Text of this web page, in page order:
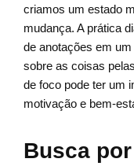
criamos um estado
mudança. A prática
de anotações em
sobre as coisas
de foco pode ter um
motivação e bem-
Busca